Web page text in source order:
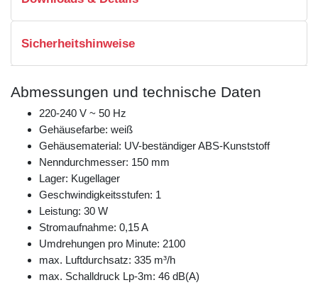
Sicherheitshinweise
Abmessungen und technische Daten
220-240 V ~ 50 Hz
Gehäusefarbe: weiß
Gehäusematerial: UV-beständiger ABS-Kunststoff
Nenndurchmesser: 150 mm
Lager: Kugellager
Geschwindigkeitsstufen: 1
Leistung: 30 W
Stromaufnahme: 0,15 A
Umdrehungen pro Minute: 2100
max. Luftdurchsatz: 335 m³/h
max. Schalldruck Lp-3m: 46 dB(A)